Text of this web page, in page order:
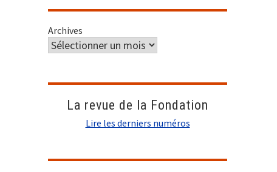
Archives
La revue de la Fondation
Lire les derniers numéros